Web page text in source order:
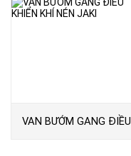
VAN BƯỚM GANG ĐIỀU